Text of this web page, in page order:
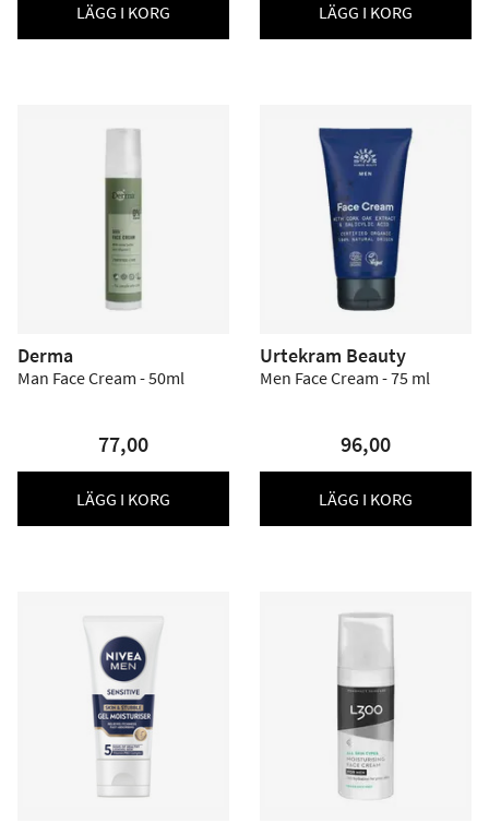
LÄGG I KORG LÄGG I KORG
Derma
Man Face Cream - 50ml
77,00
LÄGG I KORG
Urtekram Beauty
Men Face Cream - 75 ml
96,00
LÄGG I KORG